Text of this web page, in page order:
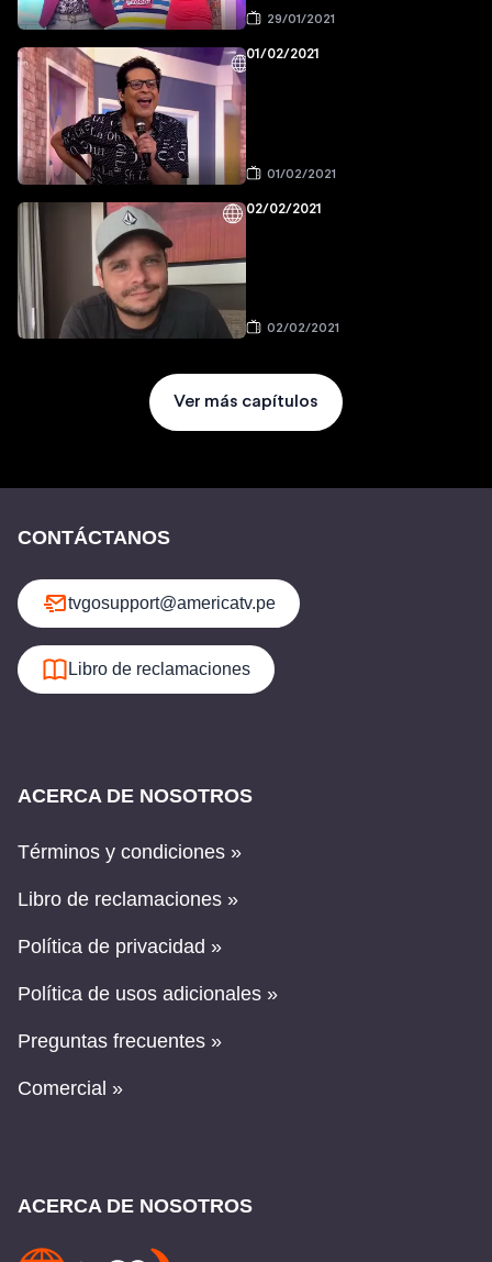
29/01/2021
01/02/2021
01/02/2021
02/02/2021
02/02/2021
Ver más capítulos
CONTÁCTANOS
tvgosupport@americatv.pe
Libro de reclamaciones
ACERCA DE NOSOTROS
Términos y condiciones »
Libro de reclamaciones »
Política de privacidad »
Política de usos adicionales »
Preguntas frecuentes »
Comercial »
ACERCA DE NOSOTROS